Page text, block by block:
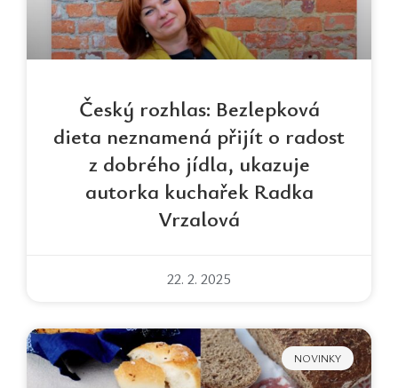
Český rozhlas: Bezlepková
dieta neznamená přijít o radost
z dobrého jídla, ukazuje
autorka kuchařek Radka
Vrzalová
22. 2. 2025
NOVINKY